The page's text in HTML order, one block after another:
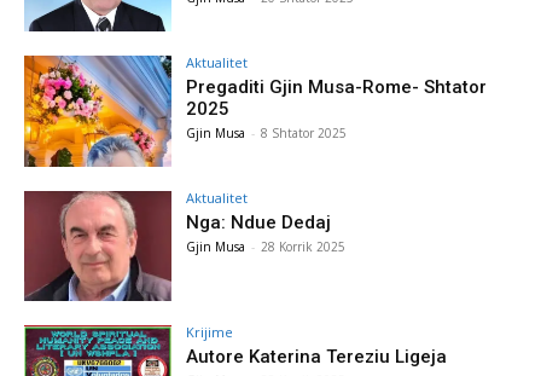
Aktualitet
Pregaditi Gjin Musa-Rome- Shtator
2025
Gjin Musa - 8 Shtator 2025
Aktualitet
Nga: Ndue Dedaj
Gjin Musa - 28 Korrik 2025
Krijime
Autore Katerina Tereziu Ligeja